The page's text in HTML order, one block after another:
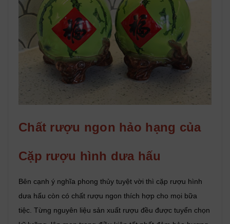
Chất rượu ngon hảo hạng của
Cặp rượu hình dưa hấu
Bên cạnh ý nghĩa phong thủy tuyệt vời thì cặp rượu hình
dưa hấu còn có chất rượu ngon thích hợp cho mọi bữa
tiệc. Từng nguyên liệu sản xuất rượu đều được tuyển chọn